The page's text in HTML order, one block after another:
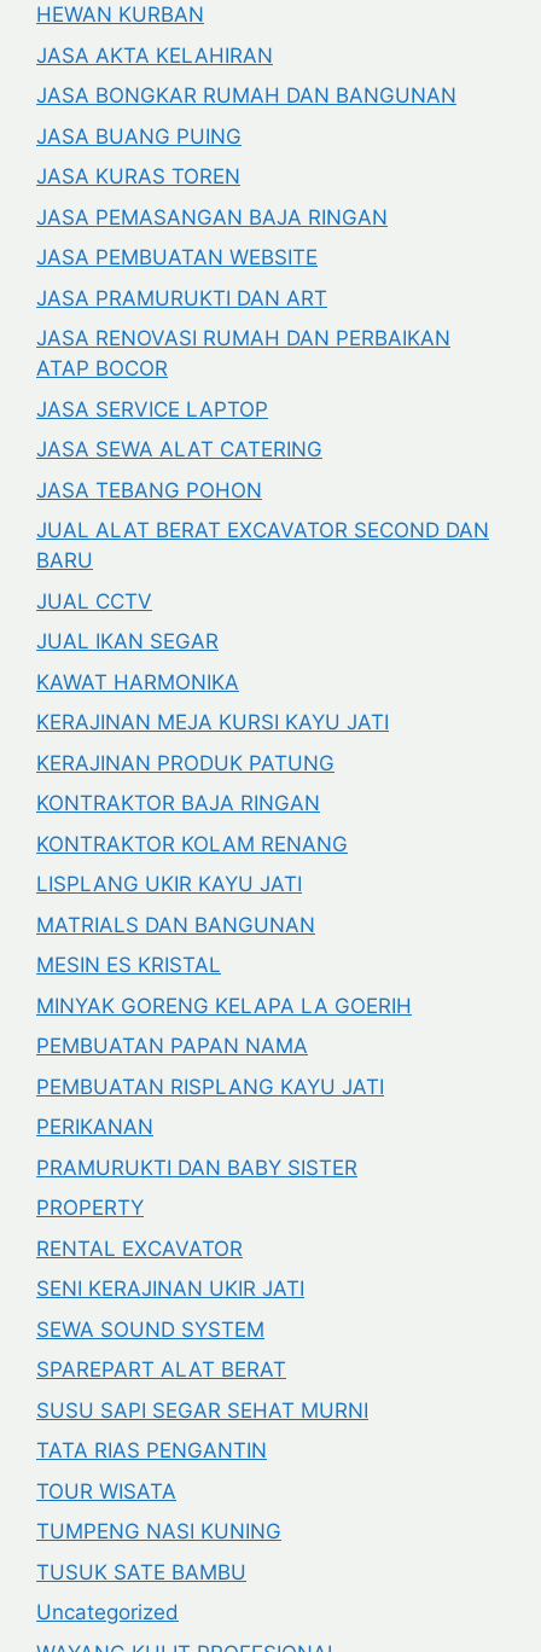
HEWAN KURBAN
JASA AKTA KELAHIRAN
JASA BONGKAR RUMAH DAN BANGUNAN
JASA BUANG PUING
JASA KURAS TOREN
JASA PEMASANGAN BAJA RINGAN
JASA PEMBUATAN WEBSITE
JASA PRAMURUKTI DAN ART
JASA RENOVASI RUMAH DAN PERBAIKAN
ATAP BOCOR
JASA SERVICE LAPTOP
JASA SEWA ALAT CATERING
JASA TEBANG POHON
JUAL ALAT BERAT EXCAVATOR SECOND DAN
BARU
JUAL CCTV
JUAL IKAN SEGAR
KAWAT HARMONIKA
KERAJINAN MEJA KURSI KAYU JATI
KERAJINAN PRODUK PATUNG
KONTRAKTOR BAJA RINGAN
KONTRAKTOR KOLAM RENANG
LISPLANG UKIR KAYU JATI
MATRIALS DAN BANGUNAN
MESIN ES KRISTAL
MINYAK GORENG KELAPA LA GOERIH
PEMBUATAN PAPAN NAMA
PEMBUATAN RISPLANG KAYU JATI
PERIKANAN
PRAMURUKTI DAN BABY SISTER
PROPERTY
RENTAL EXCAVATOR
SENI KERAJINAN UKIR JATI
SEWA SOUND SYSTEM
SPAREPART ALAT BERAT
SUSU SAPI SEGAR SEHAT MURNI
TATA RIAS PENGANTIN
TOUR WISATA
TUMPENG NASI KUNING
TUSUK SATE BAMBU
Uncategorized